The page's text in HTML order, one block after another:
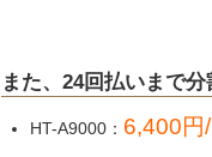
また、24回払いまで
HT-A9000： 6,400円